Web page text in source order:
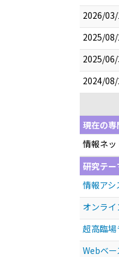
2026/
2025/
2025/
2024/
現在の
情報ネ
研究テー
情報ア
オンラ
超高臨
Webベ